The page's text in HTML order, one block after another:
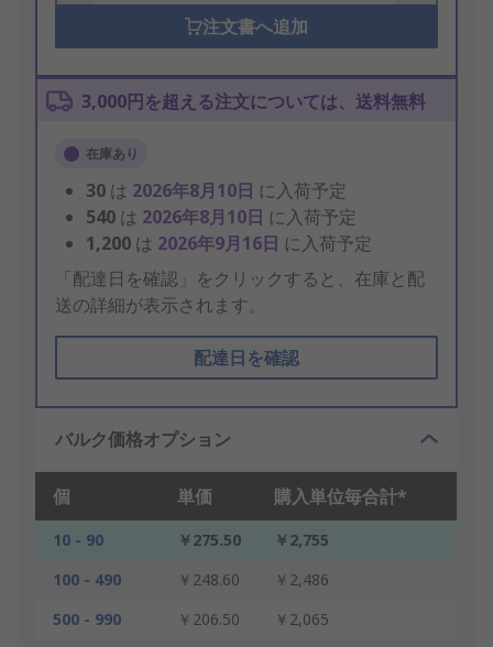
注文書へ追加
3,000円を超える注文については、送料無料
在庫あり
30 は 2026年8月10日 に入荷予定
540 は 2026年8月10日 に入荷予定
1,200 は 2026年9月16日 に入荷予定
「配達日を確認」をクリックすると、在庫と配
送の詳細が表示されます。
配達日を確認
バルク価格オプション
個 単価 購入単位毎合計*
10 - 90 ￥275.50
￥2,755
100 - 490
￥248.60
￥2,486
500 - 990
￥206.50
￥2,065